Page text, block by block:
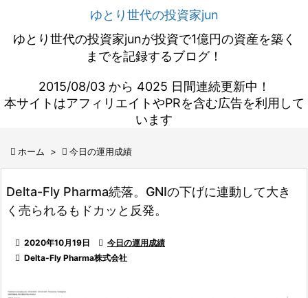
ゆとり世代の投資家jun
ゆとり世代の投資家junが投資で1億円の資産を築く
までを記録するブログ！
2015/08/03 から 4025 日間連続更新中！
本サイトはアフィリエイトやPRを含む広告を利用して
います
 ホーム >  今日の運用成績
Delta-Fly Pharma続落。GNIの下げに連動して大き
く売られるもドカッと反発。
 2020年10月19日  今日の運用成績
 Delta-Fly Pharma株式会社